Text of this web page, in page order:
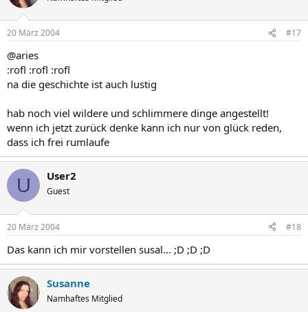
20 März 2004 #17
@aries
:rofl :rofl :rofl
na die geschichte ist auch lustig
hab noch viel wildere und schlimmere dinge angestellt!
wenn ich jetzt zurück denke kann ich nur von glück reden,
dass ich frei rumlaufe
U User2
Guest
20 März 2004 #18
Das kann ich mir vorstellen susal... ;D ;D ;D
Susanne
Namhaftes Mitglied